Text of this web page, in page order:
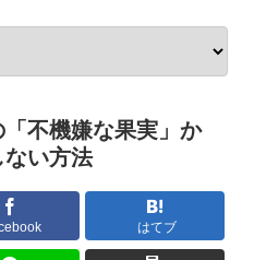
「不機嫌な果実」か
ない方法
はてブ